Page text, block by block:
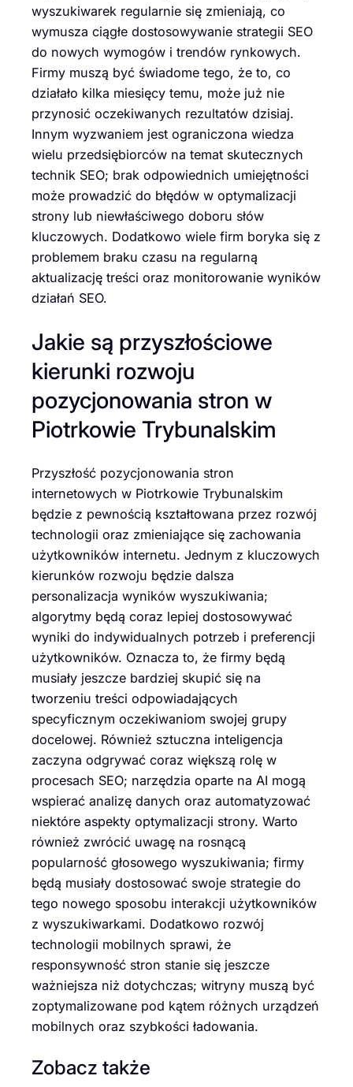
wyszukiwarek regularnie się zmieniają, co
wymusza ciągłe dostosowywanie strategii SEO
do nowych wymogów i trendów rynkowych.
Firmy muszą być świadome tego, że to, co
działało kilka miesięcy temu, może już nie
przynosić oczekiwanych rezultatów dzisiaj.
Innym wyzwaniem jest ograniczona wiedza
wielu przedsiębiorców na temat skutecznych
technik SEO; brak odpowiednich umiejętności
może prowadzić do błędów w optymalizacji
strony lub niewłaściwego doboru słów
kluczowych. Dodatkowo wiele firm boryka się z
problemem braku czasu na regularną
aktualizację treści oraz monitorowanie wyników
działań SEO.
Jakie są przyszłościowe
kierunki rozwoju
pozycjonowania stron w
Piotrkowie Trybunalskim
Przyszłość pozycjonowania stron
internetowych w Piotrkowie Trybunalskim
będzie z pewnością kształtowana przez rozwój
technologii oraz zmieniające się zachowania
użytkowników internetu. Jednym z kluczowych
kierunków rozwoju będzie dalsza
personalizacja wyników wyszukiwania;
algorytmy będą coraz lepiej dostosowywać
wyniki do indywidualnych potrzeb i preferencji
użytkowników. Oznacza to, że firmy będą
musiały jeszcze bardziej skupić się na
tworzeniu treści odpowiadających
specyficznym oczekiwaniom swojej grupy
docelowej. Również sztuczna inteligencja
zaczyna odgrywać coraz większą rolę w
procesach SEO; narzędzia oparte na AI mogą
wspierać analizę danych oraz automatyzować
niektóre aspekty optymalizacji strony. Warto
również zwrócić uwagę na rosnącą
popularność głosowego wyszukiwania; firmy
będą musiały dostosować swoje strategie do
tego nowego sposobu interakcji użytkowników
z wyszukiwarkami. Dodatkowo rozwój
technologii mobilnych sprawi, że
responsywność stron stanie się jeszcze
ważniejsza niż dotychczas; witryny muszą być
zoptymalizowane pod kątem różnych urządzeń
mobilnych oraz szybkości ładowania.
Zobacz także